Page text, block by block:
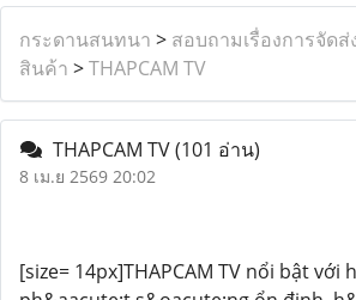
กระดานสนทนา > สอบถามเรื่องการจัดส่
สินค้า >THAPCAM TV
THAPCAM TV(101 อ่าน)
8 เม.ย 2569 20:02
[size= 14px]THAPCAM TV nổi bật với